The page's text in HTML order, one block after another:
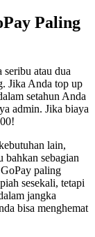
Paling
atau dua
Jika Anda top up
setahun Anda
admin. Jika biaya
lain,
bahkan sebagian
paling
sesekali, tetapi
jangka
bisa menghemat